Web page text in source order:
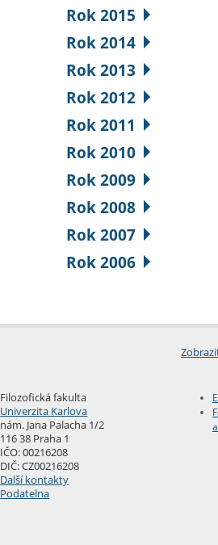
Rok 2015
Rok 2014
Rok 2013
Rok 2012
Rok 2011
Rok 2010
Rok 2009
Rok 2008
Rok 2007
Rok 2006
Filozofická fakulta
Univerzita Karlova
nám. Jana Palacha 1/2
116 38 Praha 1
IČO: 00216208
DIČ: CZ00216208
Další kontakty
Podatelna